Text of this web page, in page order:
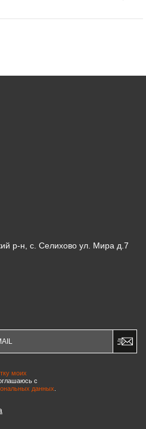
р-н, с. Селихово ул. Мира д.7
моих
c
данных